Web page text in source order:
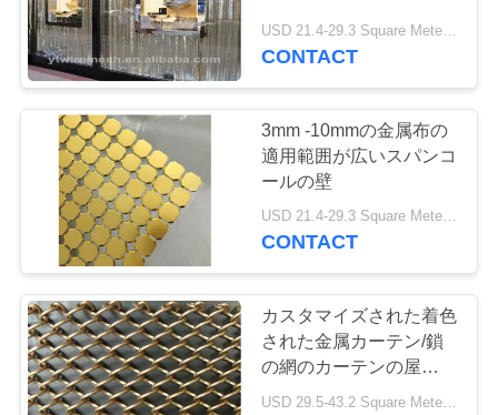
達
に
連
下
さ
い
USD 21.4-29.3 Square Meters MOQ:50平方メートル
CONTACT
3mm -10mmの金属布の
適用範囲が広いスパンコ
ールの壁
USD 21.4-29.3 Square Meters MOQ:10平方メートル
CONTACT
カスタマイズされた着色
された金属カーテン/鎖
の網のカーテンの屋内装
飾